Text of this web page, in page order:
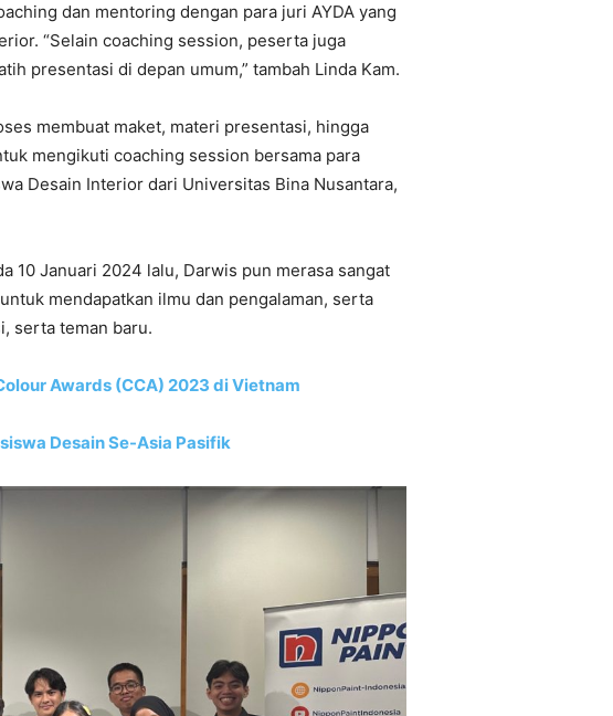
dan mentoring dengan para juri AYDA yang
“Selain coaching session, peserta juga
presentasi di depan umum,” tambah Linda Kam.
membuat maket, materi presentasi, hingga
mengikuti coaching session bersama para
Desain Interior dari Universitas Bina Nusantara,
10 Januari 2024 lalu, Darwis pun merasa sangat
mendapatkan ilmu dan pengalaman, serta
serta teman baru.
Awards (CCA) 2023 di Vietnam
Desain Se-Asia Pasifik